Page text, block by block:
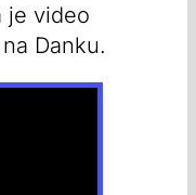
je video
Danku.